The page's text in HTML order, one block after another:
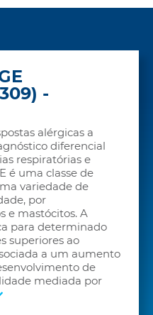
-
alérgicas a
diferencial
respiratórias e
é uma classe de
variedade de
por
e mastócitos. A
para determinado
superiores ao
a um aumento
de
mediada por